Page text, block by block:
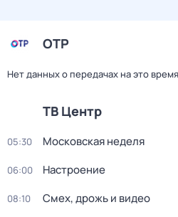
ОТР
Нет данных о передачах на это время
ТВ Центр
05:30 Московская неделя
06:00 Настроение
08:10 Смех, дрожь и видео